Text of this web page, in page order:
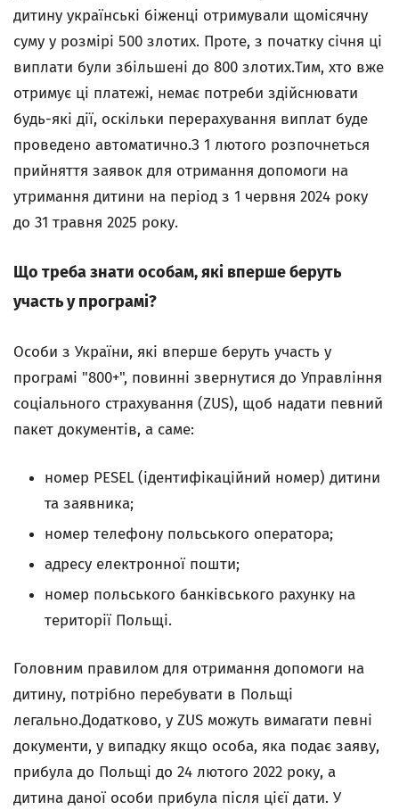
дитину українські біженці отримували щомісячну
суму у розмірі 500 злотих. Проте, з початку січня ці
виплати були збільшені до 800 злотих.Тим, хто вже
отримує ці платежі, немає потреби здійснювати
будь-які дії, оскільки перерахування виплат буде
проведено автоматично.З 1 лютого розпочнеться
прийняття заявок для отримання допомоги на
утримання дитини на період з 1 червня 2024 року
до 31 травня 2025 року.
Що треба знати особам, які вперше беруть
участь у програмі?
Особи з України, які вперше беруть участь у
програмі "800+", повинні звернутися до Управління
соціального страхування (ZUS), щоб надати певний
пакет документів, а саме:
номер PESEL (ідентифікаційний номер) дитини
та заявника;
номер телефону польського оператора;
адресу електронної пошти;
номер польського банківського рахунку на
території Польщі.
Головним правилом для отримання допомоги на
дитину, потрібно перебувати в Польщі
легально.Додатково, у ZUS можуть вимагати певні
документи, у випадку якщо особа, яка подає заяву,
прибула до Польщі до 24 лютого 2022 року, а
дитина даної особи прибула після цієї дати. У